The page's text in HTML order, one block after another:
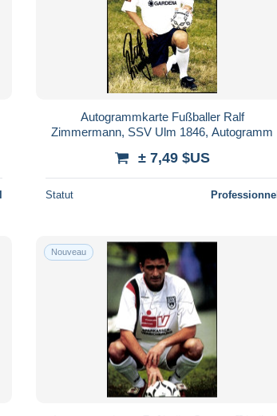
Autogrammkarte Fußballer Ralf
Zimmermann, SSV Ulm 1846, Autogramm
± 7,49 $US
Statut Professionnel
Nouveau